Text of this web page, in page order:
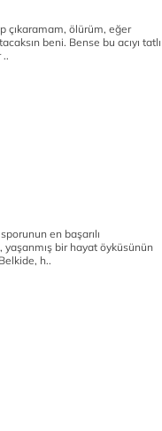
çıkaramam, ölürüm, eğer
beni. Bense bu acıyı tatlı
..
en başarılı
bir hayat öyküsünün
h..